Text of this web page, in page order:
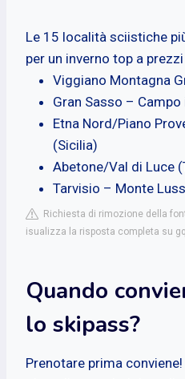
Le 15 località sciistiche
per un inverno top a
Viggiano Montagna
Gran Sasso –
Etna Nord/Piano
(Sicilia)
Abetone/Val di Luce
Tarvisio – Monte
Richiesta di rimozione della
isualizza la risposta completa su
Quando
lo skipass?
Prenotare prima